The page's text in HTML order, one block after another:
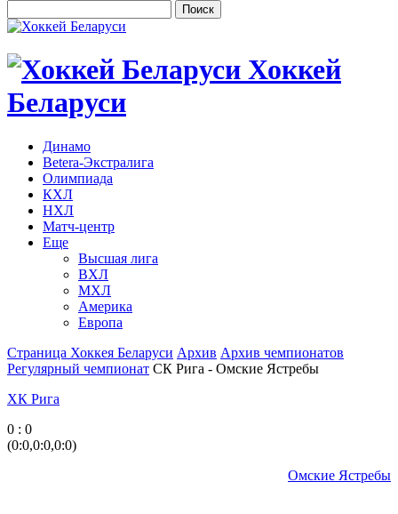
Хоккей
Беларуси
Динамо
Betera-Экстралига
Олимпиада
КХЛ
НХЛ
Матч-центр
Еще
Высшая лига
ВХЛ
МХЛ
Америка
Европа
Страница Хоккея Беларуси Архив Архив чемпионатов
Регулярный чемпионат СК Рига - Омские Ястребы
ХК Рига
0 : 0
(0:0,0:0,0:0)
Омские Ястребы